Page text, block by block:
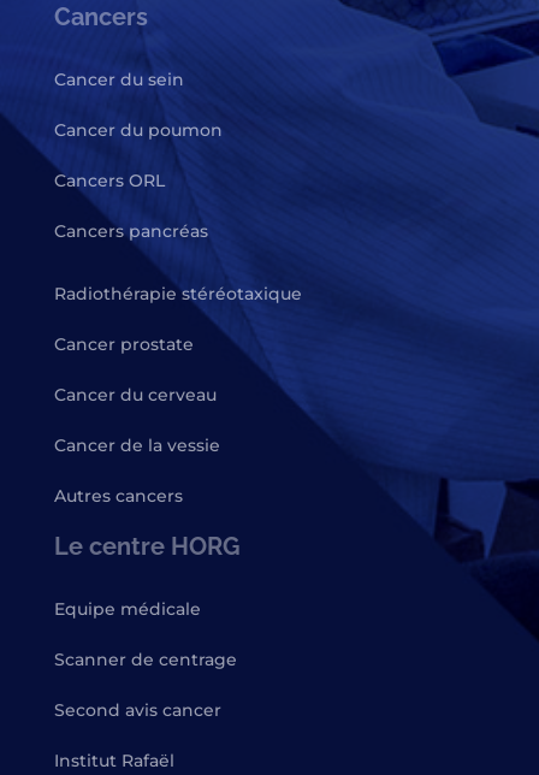
Cancers
Cancer du sein
Cancer du poumon
Cancers ORL
Cancers pancréas
Radiothérapie stéréotaxique
Cancer prostate
Cancer du cerveau
Cancer de la vessie
Autres cancers
Le centre HORG
Equipe médicale
Scanner de centrage
Second avis cancer
Institut Rafaël